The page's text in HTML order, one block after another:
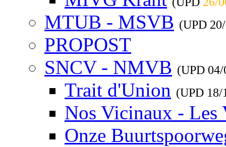
MTUB - MSVB (UPD
PROPOST
SNCV - NMVB (UPD
Trait d'Union (UPD 18/
Nos Vicinaux - Les
Onze